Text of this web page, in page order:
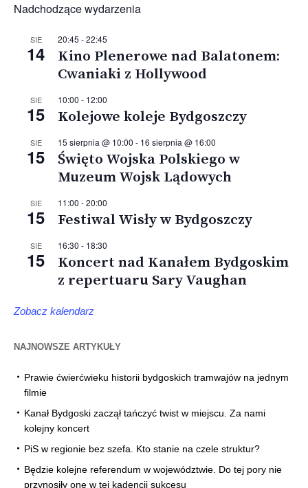
Nadchodzące wydarzenia
SIE
14
20:45 -22:45
Kino Plenerowe nad Balatonem:
Cwaniaki z Hollywood
SIE
15
10:00 - 12:00
Kolejowe koleje Bydgoszczy
SIE
15
15 sierpnia @ 10:00 - 16 sierpnia @ 16:00
Święto Wojska Polskiego w
Muzeum Wojsk Lądowych
SIE
15
11:00 -20:00
Festiwal Wisły w Bydgoszczy
SIE
15
16:30 - 18:30
Koncert nad Kanałem Bydgoskim
z repertuaru Sary Vaughan
Zobacz kalendarz
NAJNOWSZE ARTYKUŁY
Prawie ćwierćwieku historii bydgoskich tramwajów na jednym
filmie
Kanał Bydgoski zaczął tańczyć twist w miejscu. Za nami
kolejny koncert
PiS w regionie bez szefa. Kto stanie na czele struktur?
Będzie kolejne referendum w województwie. Do tej pory nie
przynosiły one w tej kadencji sukcesu